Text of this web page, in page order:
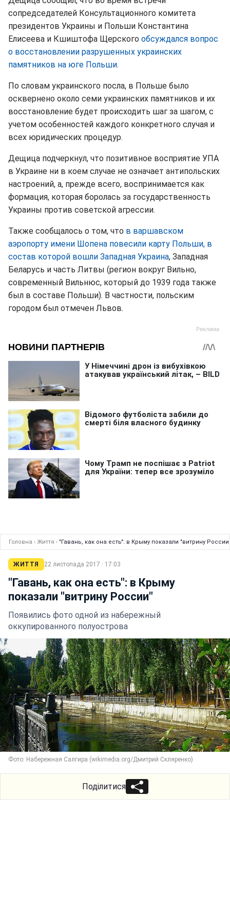
сопредседателей Консультационного комитета
президентов Украины и Польши Константина
Елисеева и Кшиштофа Щерского обсуждался вопрос
о восстановлении разрушенных украинских
памятников на юге Польши.
По словам украинского посла, в Польше было
осквернено около семи украинских памятников и их
восстановление будет происходить шаг за шагом, с
учетом особенностей каждого конкретного случая и
всех юридических процедур.
Дещица подчеркнул, что позитивное восприятие УПА
в Украине ни в коем случае не означает антипольских
настроений, а, прежде всего, воспринимается как
формация, которая боролась за государственность
Украины против советской агрессии.
Также сообщалось о том, что в варшавском
аэропорту имени Шопена повесили карту Польши, в
состав которой вошли Западная Украина, Западная
Беларусь и часть Литвы (регион вокруг Вильно,
современный Вильнюс, который до 1939 года также
был в составе Польши). В частности, польским
городом был отмечен Львов.
Головна › Життя › "Гавань, как она есть": в Крыму показали "витрину
ЖИТТЯ 22 листопада 2017 · 17:03
"Гавань, как она есть": в Крыму
показали "витрину России"
Появились фото одной из набережный
оккупированного полуострова
Фото: Набережная Салгира (wikimedia.org/Дмитрий Cкляренко)
Поділитися